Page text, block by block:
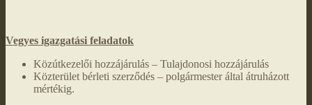
Vegyes igazgatási feladatok
Közútkezelői hozzájárulás – Tulajdonosi hozzájárulás
Közterület bérleti szerződés – polgármester által átruházott
mértékig.